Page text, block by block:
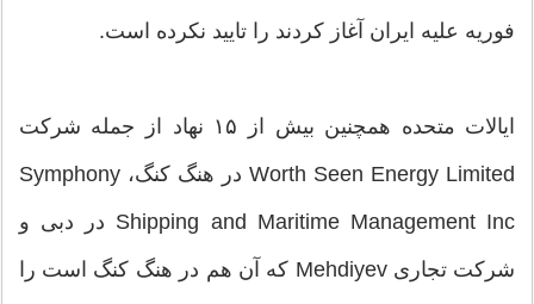
فوریه علیه ایران آغاز کردند را تایید نکرده است.
ایالات متحده همچنین بیش از ۱۵ نهاد از جمله شرکت
Worth Seen Energy Limited در هنگ کنگ، Symphony
Shipping and Maritime Management Inc در دبی و
شرکت تجاری Mehdiyev که آن هم در هنگ کنگ است را